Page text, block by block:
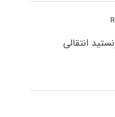
انتقالی